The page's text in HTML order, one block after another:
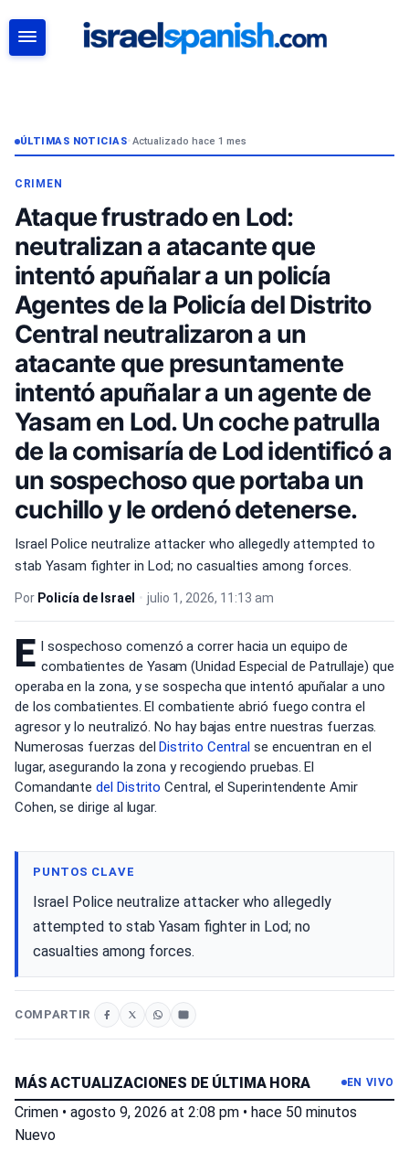
ÚLTIMAS NOTICIAS• Actualizado hace 1 mes
CRIMEN
Ataque frustrado en Lod:
neutralizan a atacante que
intentó apuñalar a un policía
Agentes de la Policía del Distrito
Central neutralizaron a un
atacante que presuntamente
intentó apuñalar a un agente de
Yasam en Lod. Un coche patrulla
de la comisaría de Lod identificó a
un sospechoso que portaba un
cuchillo y le ordenó detenerse.
Israel Police neutralize attacker who allegedly attempted to
stab Yasam fighter in Lod; no casualties among forces.
Por Policía de Israel • julio 1, 2026, 11:13 am
E l sospechoso comenzó a correr hacia un equipo de
combatientes de Yasam (Unidad Especial de Patrullaje) que
operaba en la zona, y se sospecha que intentó apuñalar a uno
de los combatientes. El combatiente abrió fuego contra el
agresor y lo neutralizó. No hay bajas entre nuestras fuerzas.
Numerosas fuerzas delDistrito Central se encuentran en el
lugar, asegurando la zona y recogiendo pruebas. El
Comandantedel Distrito Central, el Superintendente Amir
Cohen, se dirige al lugar.
PUNTOS CLAVE
Israel Police neutralize attacker who allegedly
attempted to stab Yasam fighter in Lod; no
casualties among forces.
COMPARTIR
MÁS ACTUALIZACIONES DE ÚLTIMA HORA EN VIVO
Crimen • agosto 9, 2026 at 2:08 pm • hace 50 minutos
Nuevo